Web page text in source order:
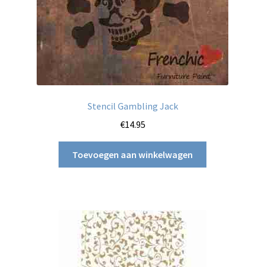
Stencil Gambling Jack
€14.95
Toevoegen aan winkelwagen